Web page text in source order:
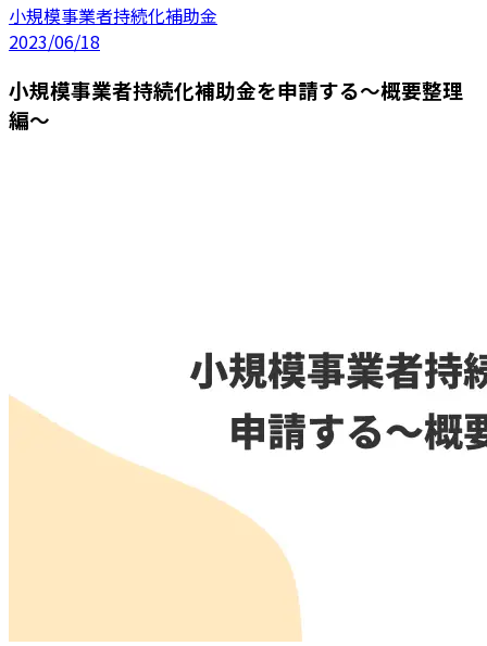
小規模事業者持続化補助金
2023/06/18
小規模事業者持続化補助金を申請する〜概要整理
編〜